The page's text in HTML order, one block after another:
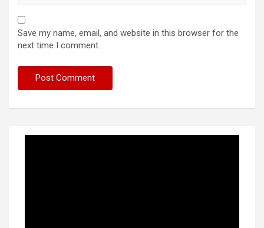
Save my name, email, and website in this browser for the
next time I comment.